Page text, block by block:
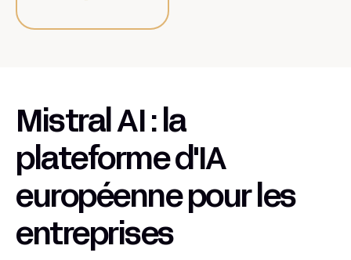
Mistral AI : la
plateforme d'IA
européenne pour les
entreprises